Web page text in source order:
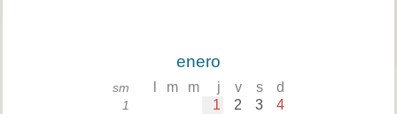
enero
sm m m j v s d
1 1 2 3 4